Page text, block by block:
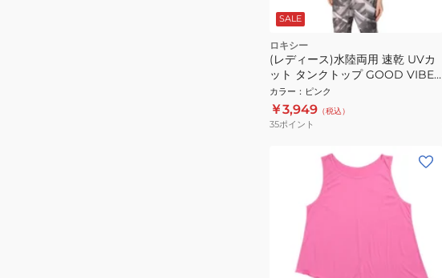
SALE
ロキシー
(レディース)水陸両用 速乾 UVカ
ット タンクトップ GOOD VIBES
24FWRSL244529PNK
カラー ： ピンク
￥3,949 （税込）
35ポイント